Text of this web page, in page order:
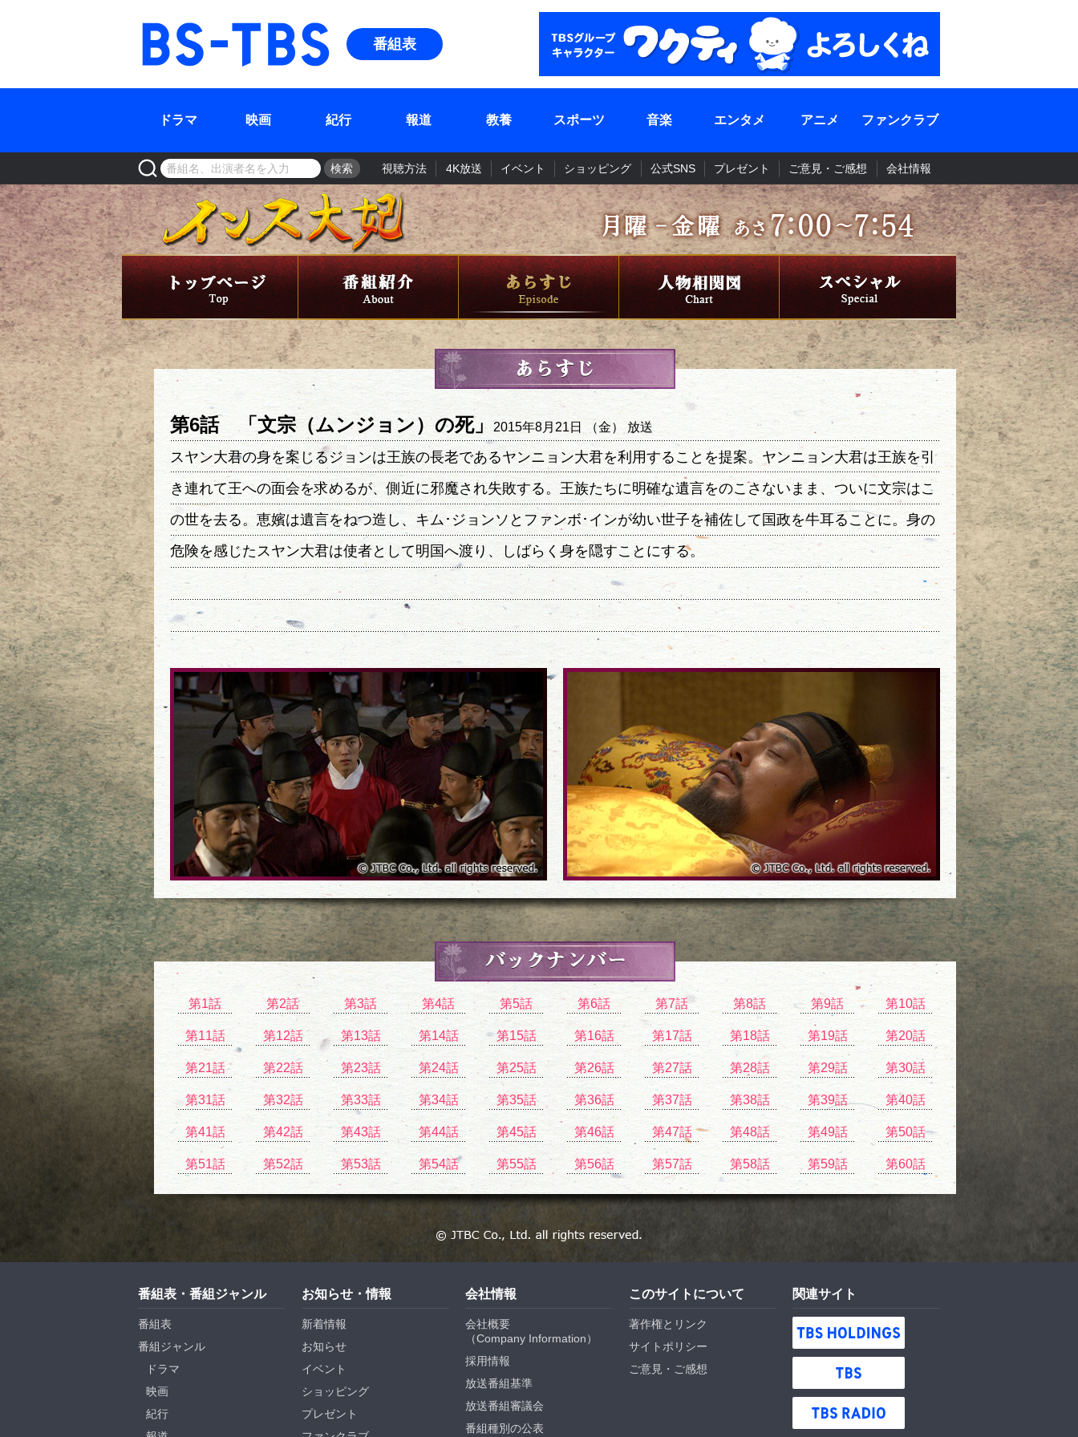
BS-TBS
番組表
ドラマ 映画 紀行 報道 教養 スポーツ 音楽 エンタメ アニメ ファンクラブ
検索 視聴方法 4K放送 イベント ショッピング 公式SNS プレゼント ご意見・ご感想 会社情報
第6話 「文宗（ムンジョン）の死」 2015年8月21日 （金） 放送
スヤン大君の身を案じるジョンは王族の長老であるヤンニョン大君を利用することを提案。ヤンニョン大君は王族を引
き連れて王への面会を求めるが、側近に邪魔され失敗する。王族たちに明確な遺言をのこさないまま、ついに文宗はこ
の世を去る。恵嬪は遺言をねつ造し、キム･ジョンソとファンボ･インが幼い世子を補佐して国政を牛耳ることに。身の
危険を感じたスヤン大君は使者として明国へ渡り、しばらく身を隠すことにする。
第1話 第2話 第3話 第4話 第5話 第6話 第7話 第8話 第9話 第10話
第11話 第12話 第13話 第14話 第15話 第16話 第17話 第18話 第19話 第20話
第21話 第22話 第23話 第24話 第25話 第26話 第27話 第28話 第29話 第30話
第31話 第32話 第33話 第34話 第35話 第36話 第37話 第38話 第39話 第40話
第41話 第42話 第43話 第44話 第45話 第46話 第47話 第48話 第49話 第50話
第51話 第52話 第53話 第54話 第55話 第56話 第57話 第58話 第59話 第60話
番組表・番組ジャンル
番組表
番組ジャンル
ドラマ
映画
紀行
お知らせ・情報
新着情報
お知らせ
イベント
ショッピング
プレゼント
会社情報
会社概要
（Company Information）
採用情報
放送番組基準
放送番組審議会
番組種別の公表
このサイトについて
著作権とリンク
サイトポリシー
ご意見・ご感想
関連サイト